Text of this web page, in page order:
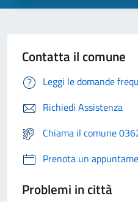
Contatta il comune
Leggi le domande
Richiedi Assistenza
Chiama il comune
Prenota un
Problemi in città